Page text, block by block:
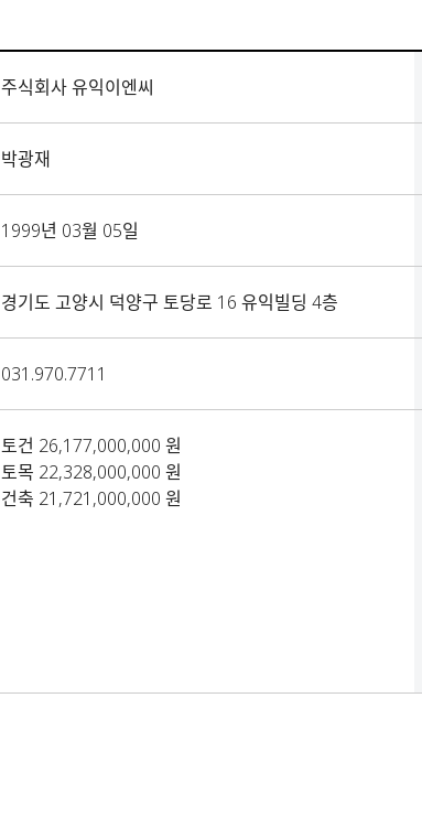
주식회사 유익이엔씨
박광재
1999년 03월 05일
경기도 고양시 덕양구 토당로 16 유익빌딩 4층
031.970.7711
토건 26,177,000,000 원
토목 22,328,000,000 원
건축 21,721,000,000 원